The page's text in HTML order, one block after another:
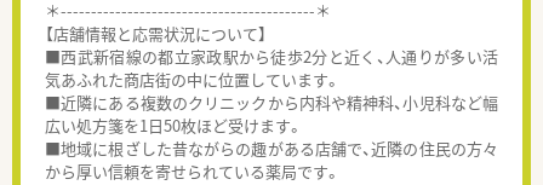
＊------------------------------------------＊
【店舗情報と応需状況について】
■西武新宿線の都立家政駅から徒歩2分と近く、人通りが多い活
気あふれた商店街の中に位置しています。
■近隣にある複数のクリニックから内科や精神科、小児科など幅
広い処方箋を1日50枚ほど受けます。
■地域に根ざした昔ながらの趣がある店舗で、近隣の住民の方々
から厚い信頼を寄せられている薬局です。